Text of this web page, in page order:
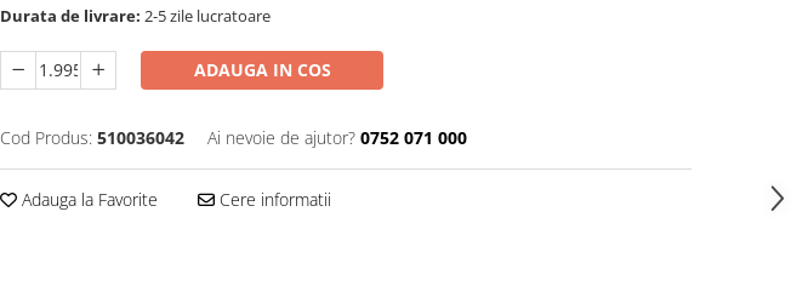
Durata de livrare: 2-5 zile lucratoare
ADAUGA IN COS
Cod Produs: 510036042 Ai nevoie de ajutor? 0752 071 000
Adauga la Favorite Cere informatii